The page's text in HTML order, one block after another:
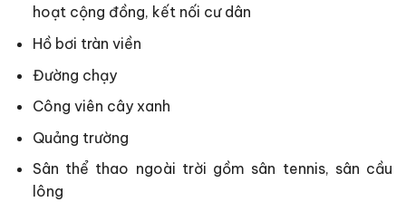
hoạt cộng đồng, kết nối cư dân
Hồ bơi tràn viền
Đường chạy
Công viên cây xanh
Quảng trường
Sân thể thao ngoài trời gồm sân tennis, sân cầu
lông